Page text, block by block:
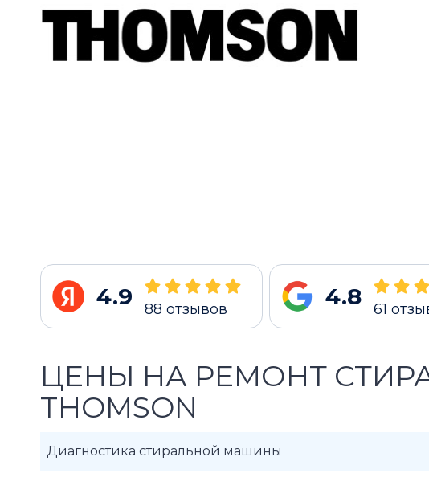
4.9 88 отзывов 4.8 61
ЦЕНЫ НА РЕМОНТ
THOMSON
Диагностика стиральной машины